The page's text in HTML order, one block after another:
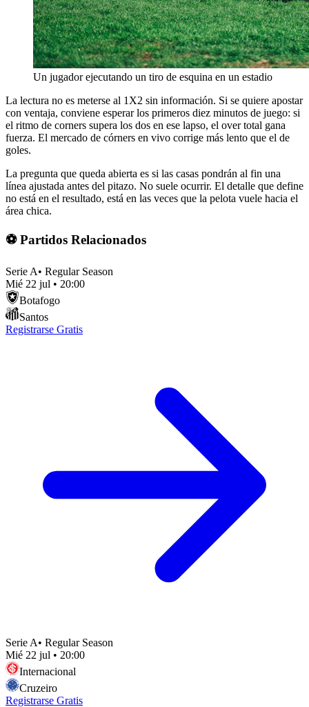
Un jugador ejecutando un tiro de esquina en un estadio
La lectura no es meterse al 1X2 sin información. Si se quiere apostar
con ventaja, conviene esperar los primeros diez minutos de juego: si
el ritmo de corners supera los dos en ese lapso, el over total gana
fuerza. El mercado de córners en vivo corrige más lento que el de
goles.
La pregunta que queda abierta es si las casas pondrán al fin una
línea ajustada antes del pitazo. No suele ocurrir. El detalle que define
no está en el resultado, está en las veces que la pelota vuele hacia el
área chica.
⚽ Partidos Relacionados
Serie A• Regular Season
Mié 22 jul • 20:00
Botafogo
Santos
Registrarse Gratis
Serie A• Regular Season
Mié 22 jul • 20:00
Internacional
Cruzeiro
Registrarse Gratis